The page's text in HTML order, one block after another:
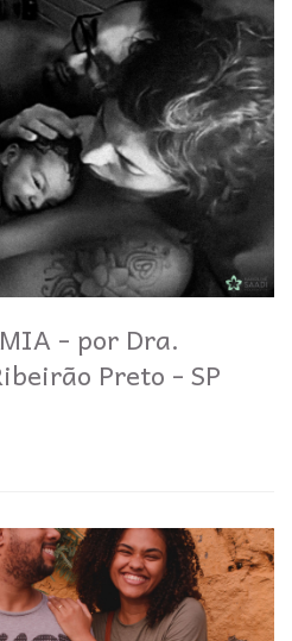
- por Dra.
Preto - SP